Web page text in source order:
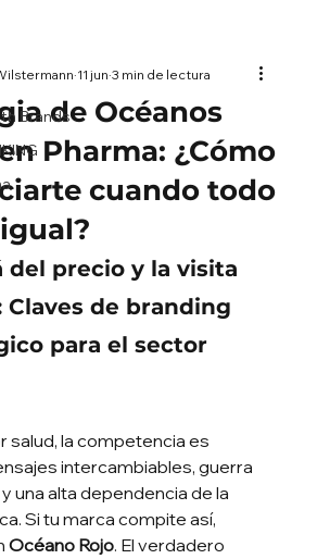
Brandsde Océanos
Pharma: ¿Cómo
cuando todo
11 jun 3 min de lectura
del precio y la visita
Claves de branding
para el sector
salud, la competencia es
intercambiables, guerra
una alta dependencia de la
Si tu marca compite así,
Océano Rojo. El verdadero